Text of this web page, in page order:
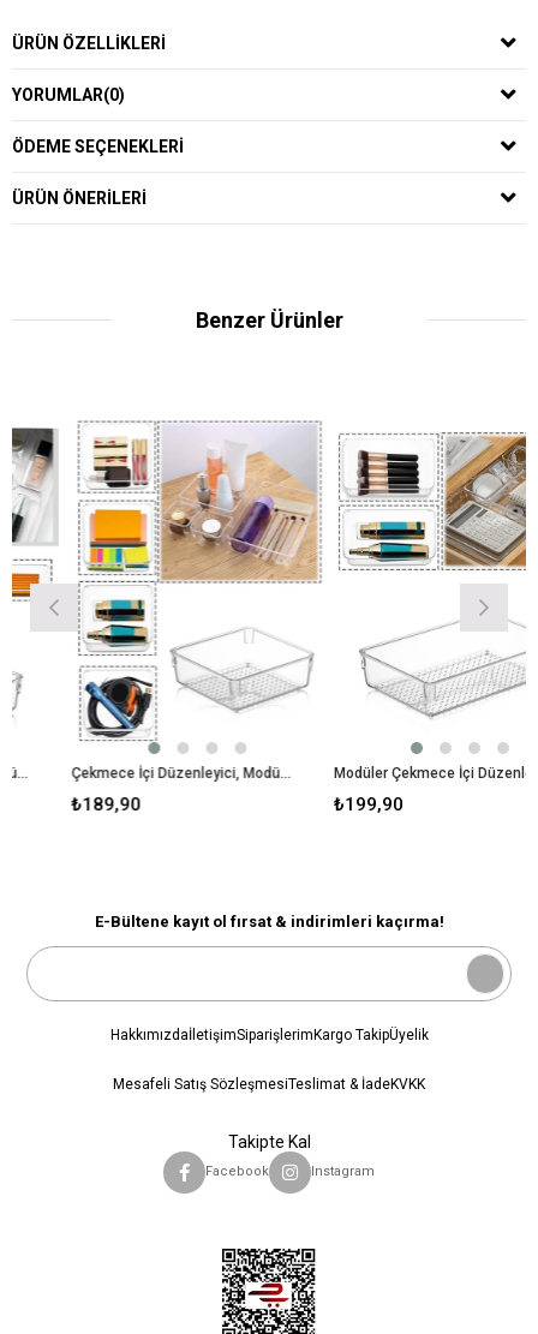
ÜRÜN ÖZELLIKLERI
YORUMLAR(0)
ÖDEME SEÇENEKLERI
ÜRÜN ÖNERILERI
Benzer Ürünler
Çekmece İçi Düzenleyici, Modüler Saklama Kabı - Makyaj Takı Organizeri 15 cm
₺189,90
Modüler Çekmece İçi Düzenleyici, Makyaj Takı Düzenleyici - Ofis Masaüstü Organizer 22,5 x 15 cm
₺199,90
E-Bültene kayıt ol fırsat & indirimleri kaçırma!
HakkımızdaİletişimSiparişlerimKargo TakipÜyelik
Mesafeli Satış SözleşmesiTeslimat & İadeKVKK
Takipte Kal
Facebook Instagram